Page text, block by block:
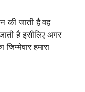
की जाती है वह
है इसीलिए अगर
हमारा